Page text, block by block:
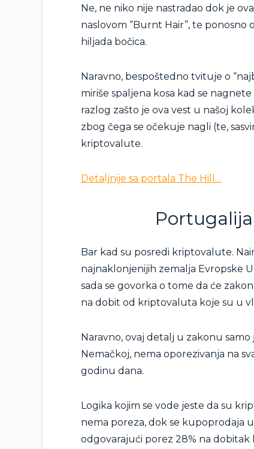
Ne, ne niko nije nastradao dok je
naslovom “Burnt Hair”, te ponosno
hiljada bočica.
Naravno, bespoštedno tvituje o
miriše spaljena kosa kad se
razlog zašto je ova vest u našoj
zbog čega se očekuje nagli (te,
kriptovalute.
Detaljnije sa portala The Hill…
Bar kad su posredi kriptovalute.
najnaklonjenijih zemalja Evropske
sada se govorka o tome da će
na dobit od kriptovaluta koje su u
Naravno, ovaj detalj u zakonu
Nemačkoj, nema oporezivanja na
godinu dana.
Logika kojim se vode jeste da su
nema poreza, dok se kupoprodaja
odgovarajući porez 28% na